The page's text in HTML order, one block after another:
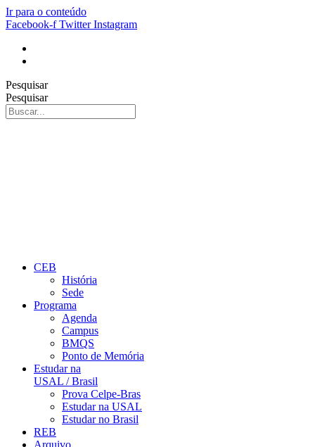
Ir para o conteúdo
Facebook-f Twitter Instagram
Pesquisar
Pesquisar
CEB
História
Sede
Programa
Agenda
Campus
BMQS
Ponto de Memória
Estudar na
USAL / Brasil
Prova Celpe-Bras
Estudar na USAL
Estudar no Brasil
REB
Arquivo